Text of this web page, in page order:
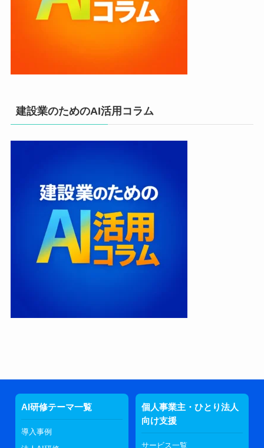
建設業のためのAI活用コラム
AI研修テーマ一覧
導入事例
個人事業主・ひとり法人
向け支援
サービス一覧